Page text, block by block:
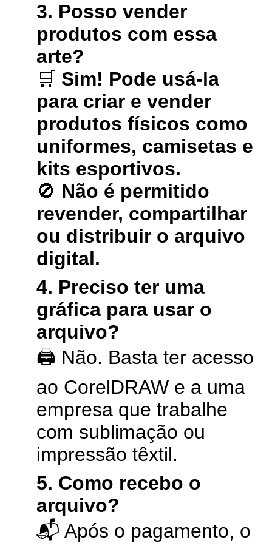
3. Posso vender
produtos com essa
arte?
🛒 Sim! Pode usá-la
para criar e vender
produtos físicos como
uniformes, camisetas e
kits esportivos.
🚫 Não é permitido
revender, compartilhar
ou distribuir o arquivo
digital.
4. Preciso ter uma
gráfica para usar o
arquivo?
🖨️ Não. Basta ter acesso
ao CorelDRAW e a uma
empresa que trabalhe
com sublimação ou
impressão têxtil.
5. Como recebo o
arquivo?
📬 Após o pagamento, o